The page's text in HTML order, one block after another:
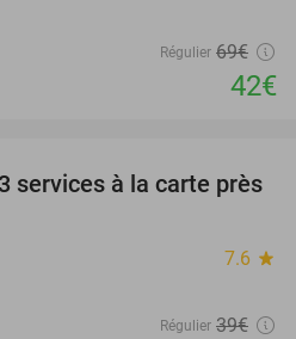
Régulier 69€
42€
41%
services à la carte près
7.6 star
Régulier 39€